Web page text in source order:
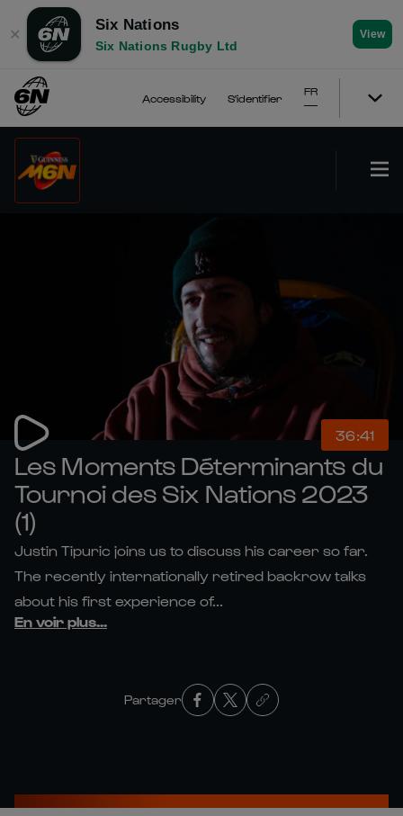
✕
Six Nations
Six Nations Rugby Ltd
View
Accessibility S'identifier
FR
36:41
Les Moments Déterminants du
Tournoi des Six Nations 2023
(1)
Justin Tipuric joins us to discuss his career so far.
The recently internationally retired backrow talks
about his first experience of...
En voir plus...
Partager